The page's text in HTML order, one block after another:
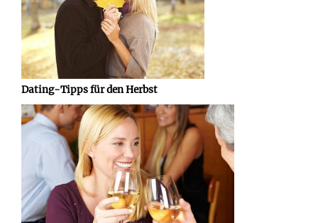
Dating-Tipps für den Herbst